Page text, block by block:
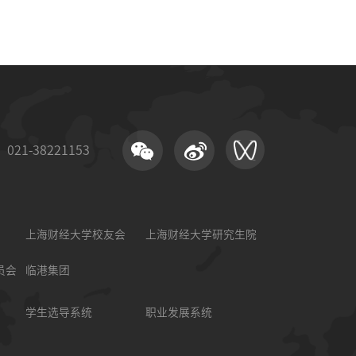
021-38221153
上海财经大学校友会 上海财经大学研究生院
会 临港集团
学生选导系统 职业发展系统